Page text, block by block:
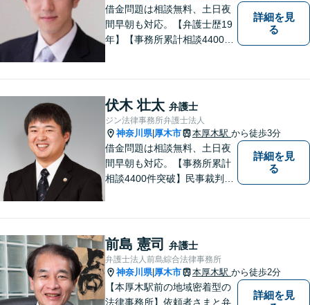
借金問題は相談無料、土日夜
間早朝も対応。【弁護士歴19
年】【事務所累計相談4400件
男女問題
詳細を見
る
伏木 壮太 弁護士
ジン法律事務所弁護士法人
神奈川県| 厚木市 本厚木駅 から徒歩3分
借金問題は相談無料、土日夜
間早朝も対応。【事務所累計
相談4400件突破】民事裁判／
詳細を見
る
前島 憲司 弁護士
弁護士法人前島綜合法律事務所
神奈川県| 厚木市 本厚木駅 から徒歩2分
【本厚木駅前の地域密着型の
法律事務所】依頼者さまと弁
詳細を見